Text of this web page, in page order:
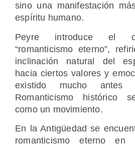
sino una manifestación
espíritu humano.
Peyre introduce el
“romanticismo eterno”,
inclinación natural del
hacia ciertos valores y
existido mucho
Romanticismo histórico
como un movimiento.
En la Antigüedad se
romanticismo eterno en